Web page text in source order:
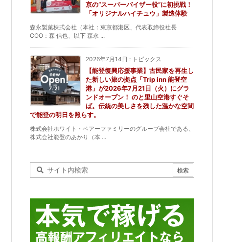
京の“スーパーバイザー役”に初挑戦！
「オリジナルハイチュウ」製造体験
森永製菓株式会社（本社：東京都港区、代表取締役社長
COO：森 信也、以下 森永 ...
2026年7月14日 : トピックス
【能登復興応援事業】古民家を再生し
た新しい旅の拠点「Trip inn 能登空
港」が2026年7月21日（火）にグラ
ンドオープン！ のと里山空港すぐそ
ば。伝統の美しさを残した温かな空間
で能登の明日を照らす。
株式会社ホワイト・ベアーファミリーのグループ会社である、
株式会社能登のあかり（本 ...